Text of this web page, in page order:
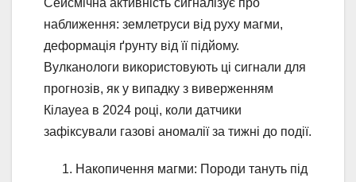
наближення: землетруси від руху магми,
деформація ґрунту від її підйому.
Вулканологи використовують ці сигнали для
прогнозів, як у випадку з виверженням
Кілауеа в 2024 році, коли датчики
зафіксували газові аномалії за тижні до події.
Накопичення магми: Породи тануть під